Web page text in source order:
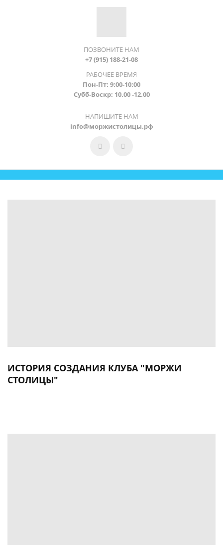
ПОЗВОНИТЕ НАМ
+7 (915) 188-21-08
РАБОЧЕЕ ВРЕМЯ
Пон-Пт: 9:00-10:00
Субб-Воскр: 10.00 -12.00
НАПИШИТЕ НАМ
info@моржистолицы.рф
ИСТОРИЯ СОЗДАНИЯ КЛУБА "МОРЖИ
СТОЛИЦЫ"